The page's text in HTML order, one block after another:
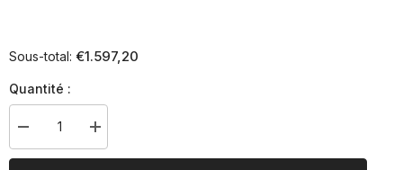
Sous-total: €1.597,20
Quantité :
Diminuer
la
quantité
Augmenter
la
quantité